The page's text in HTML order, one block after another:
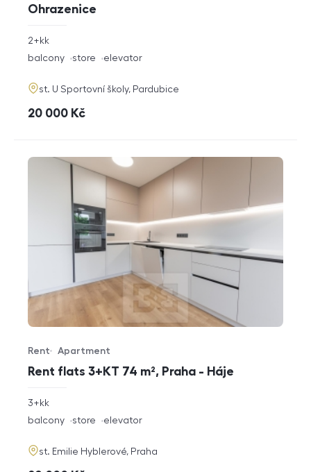
Ohrazenice
rozměry
disposition
2+kk
funkce
balcony store elevator
adresa
st. U Sportovní školy, Pardubice
cena
20 000 Kč
Rent flats 3+KT 74 m², Praha - Háje
Offer type
Rent
Property type
Apartment
rozměry
3+kk
funkce
balcony store elevator
adresa
st. Emilie Hyblerové, Praha